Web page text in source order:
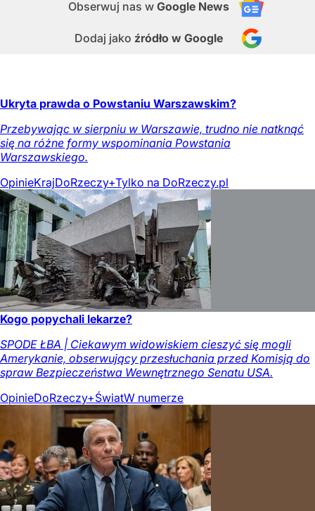
Obserwuj nas w Google News
Dodaj jako źródło w Google
Ukryta prawda o Powstaniu Warszawskim?
Przebywając w sierpniu w Warszawie, trudno nie natknąć
się na różne formy wspominania Powstania
Warszawskiego.
OpinieKrajDoRzeczy+Tylko na DoRzeczy.pl
Kogo popychali lekarze?
SPODE ŁBA | Ciekawym widowiskiem cieszyć się mogli
Amerykanie, obserwujący przesłuchania przed Komisją do
spraw Bezpieczeństwa Wewnętrznego Senatu USA.
OpinieDoRzeczy+ŚwiatW numerze